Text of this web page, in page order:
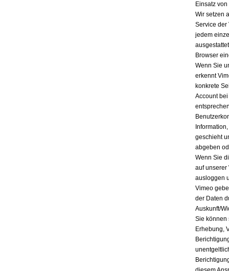
Einsatz
Wir setzen
Service der
jedem
Browser
Wenn Sie
erkennt
konkrete
Account
geschieht
abgeben
Wenn Sie
auf unserer
ausloggen
Vimeo
der Daten
Auskunft/
Sie können
Erhebung,